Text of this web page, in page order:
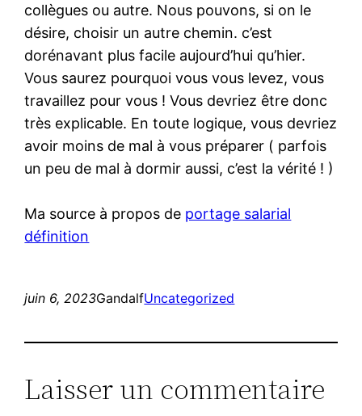
collègues ou autre. Nous pouvons, si on le
désire, choisir un autre chemin. c’est
dorénavant plus facile aujourd’hui qu’hier.
Vous saurez pourquoi vous vous levez, vous
travaillez pour vous ! Vous devriez être donc
très explicable. En toute logique, vous devriez
avoir moins de mal à vous préparer ( parfois
un peu de mal à dormir aussi, c’est la vérité ! )
Ma source à propos de portage salarial
définition
juin 6, 2023GandalfUncategorized
Laisser un commentaire